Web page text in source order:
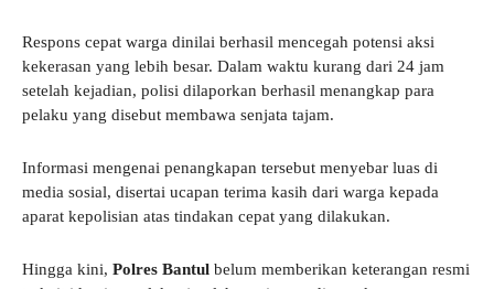
Respons cepat warga dinilai berhasil mencegah potensi aksi
kekerasan yang lebih besar. Dalam waktu kurang dari 24 jam
setelah kejadian, polisi dilaporkan berhasil menangkap para
pelaku yang disebut membawa senjata tajam.
Informasi mengenai penangkapan tersebut menyebar luas di
media sosial, disertai ucapan terima kasih dari warga kepada
aparat kepolisian atas tindakan cepat yang dilakukan.
Hingga kini, Polres Bantul belum memberikan keterangan resmi